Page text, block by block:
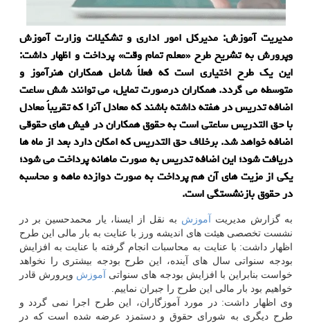
مدیریت آموزش: مدیركل امور اداری و تشكیلات وزارت آموزش
وپرورش به تشریح طرح «معلم تمام وقت» پرداخت و اظهار داشت:
این یك طرح اختیاری است كه فعلاً شامل همكاران هنرآموز و
متوسطه می گردد. همكاران درصورت تمایل، می توانند شش ساعت
اضافه تدریس در هفته داشته باشند كه معادل آنرا كه تقریباً معادل
با حق التدریس ساعتی است به حقوق همكاران در فیش های حقوقی
اضافه خواهد شد. برخلاف حق التدریس كه امكان دارد بعد از ماه ها
دریافت شود؛ این اضافه تدریس به صورت ماهانه پرداخت می شود؛
یكی از مزیت های آن هم پرداخت به صورت دوازده ماهه و محاسبه
در حقوق بازنشستگی است.
به گزارش مدیریت آموزش به نقل از ایسنا، یار محمدحسین بر در
نشست تخصصی هیئت های اندیشه ورز با عنایت به بار مالی این طرح
اظهار داشت: با عنایت به محاسبات انجام گرفته با عنایت به افزایش
بودجه سنواتی سال های آینده، این طرح بودجه بیشتری را نخواهد
خواست بنابراین با افزایش بودجه های سنواتی
آموزش وپرورش قادر
خواهیم بود بار مالی این طرح را جبران نماییم.
وی اظهار داشت: در مورد آموزگاران، این طرح اجرا نمی گردد و
طرح دیگری به شورای حقوق و دستمزد عرضه شده است كه در